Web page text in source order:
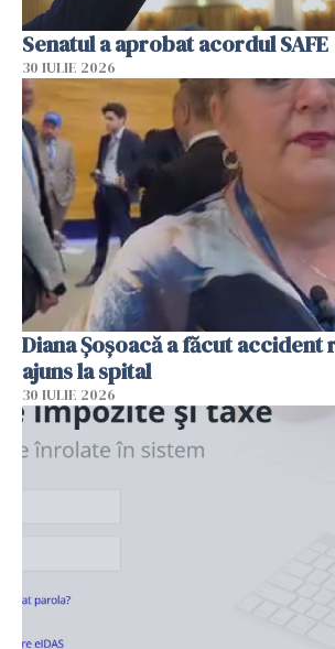
Senatul a aprobat acordul SAFE
30 IULIE 2026
Diana Șoșoacă a făcut accident
ajuns la spital
30 IULIE 2026